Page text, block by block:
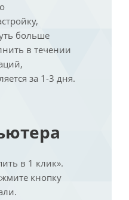
больше
в течении
за 1-3 дня.
в 1 клик».
кнопку